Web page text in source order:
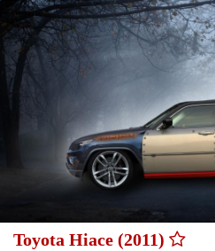
Toyota Hiace (2011)